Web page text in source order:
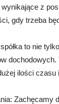
z
gdy trzeba
to nie
ilości
Zachęcamy